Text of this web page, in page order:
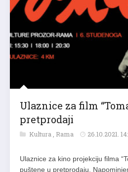
Ulaznice za film
pretprodaji
Kultura, Rama 26.10.2021.
Ulaznice za kino projekciju filma
puštene u pretprodaju.